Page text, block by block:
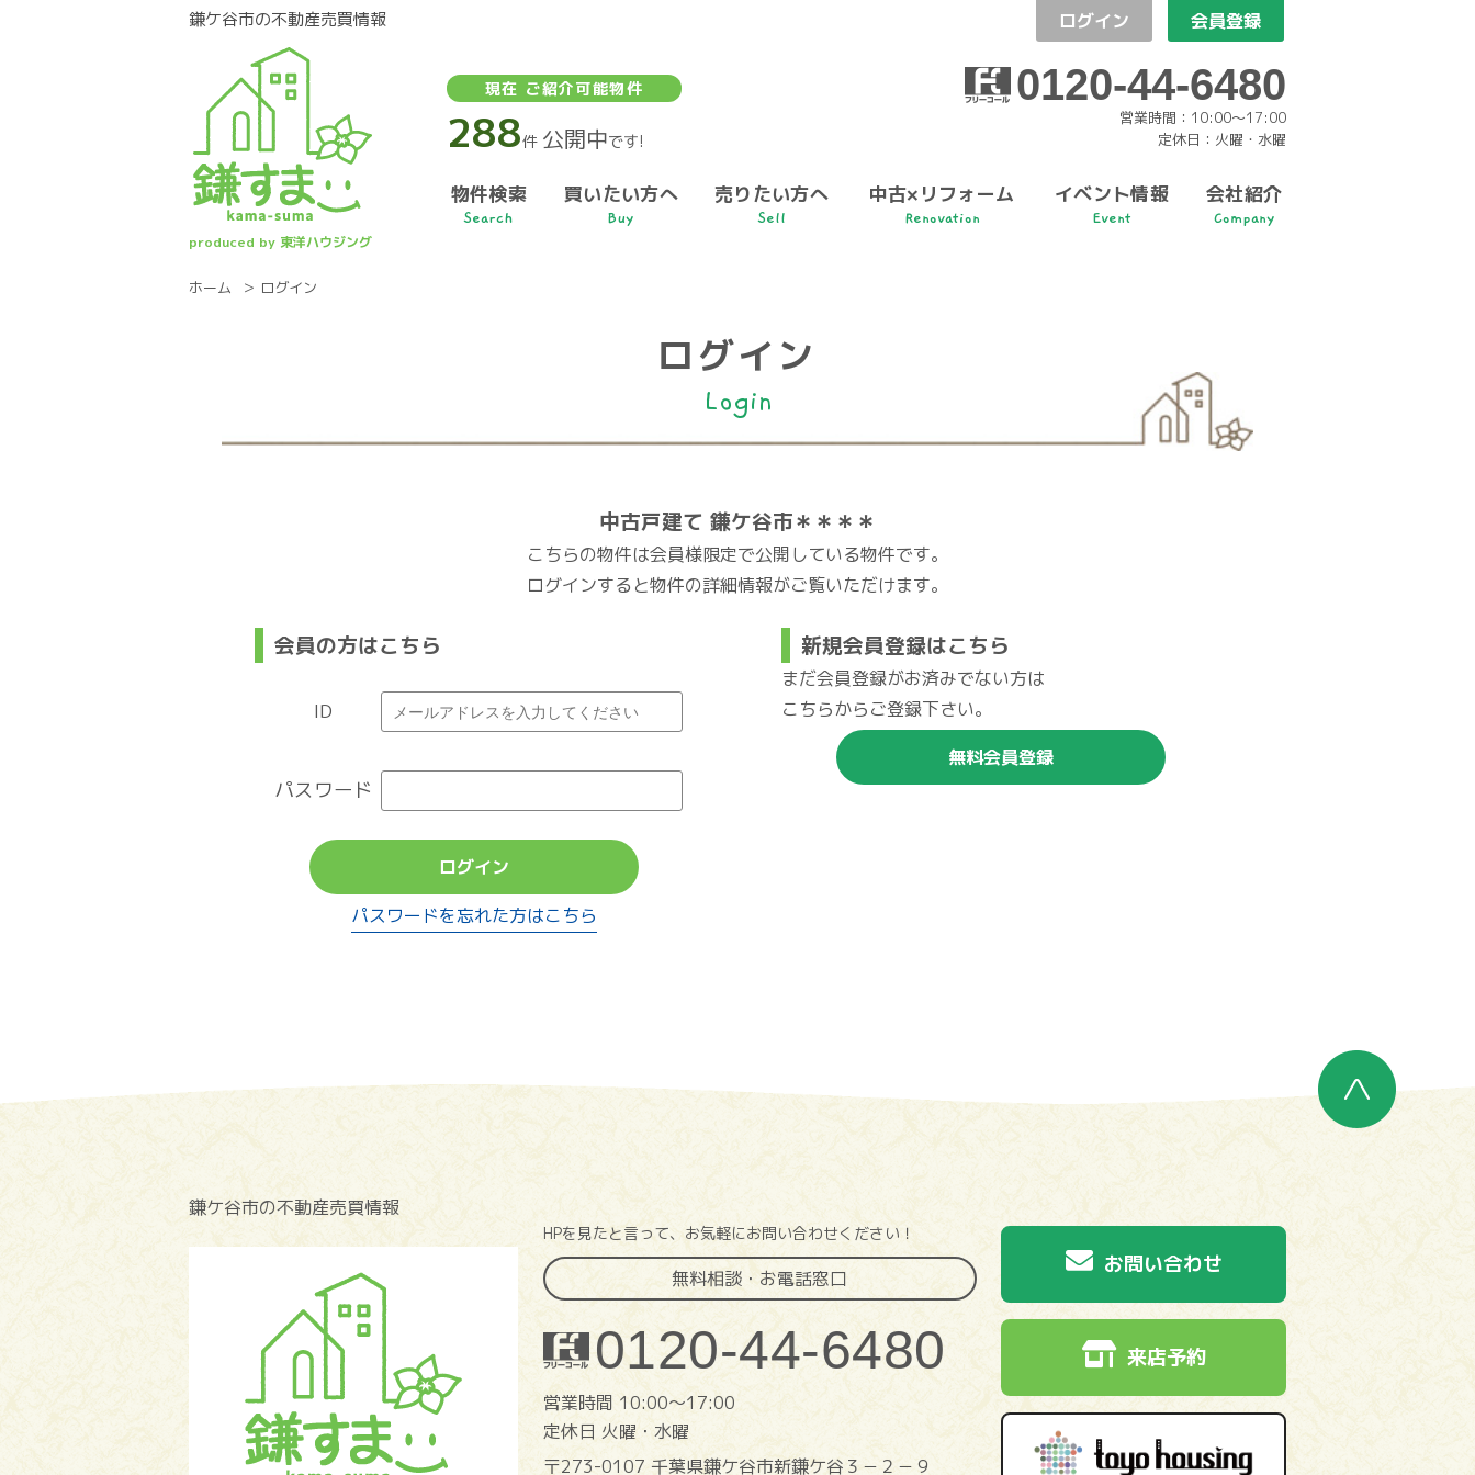
鎌ケ谷市の不動産売買情報
produced by 東洋ハウジング
現在 ご紹介可能物件
288件 公開中です!
ログイン 会員登録
0120-44-6480
営業時間：10:00〜17:00
定休日：火曜・水曜
物件検索
Search
買いたい方へ
Buy
売りたい方へ
Sell
中古×リフォーム
Renovation
イベント情報
Event
会社紹介
Company
ホーム ログイン
ログイン
Login
中古戸建て 鎌ケ谷市＊＊＊＊
こちらの物件は会員様限定で公開している物件です。
ログインすると物件の詳細情報がご覧いただけます。
会員の方はこちら
ID
パスワード
ログイン
パスワードを忘れた方はこちら
新規会員登録はこちら
まだ会員登録がお済みでない方は
こちらからご登録下さい。
無料会員登録
鎌ケ谷市の不動産売買情報
HPを見たと言って、お気軽にお問い合わせください！
無料相談・お電話窓口
0120-44-6480
営業時間 10:00〜17:00
定休日 火曜・水曜
〒273-0107 千葉県鎌ケ谷市新鎌ケ谷３－２－９
お問い合わせ
来店予約